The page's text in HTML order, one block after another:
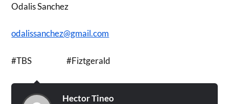
Odalis Sanchez
odalissanchez@gmail.com
#TBS #Fiztgerald
Hector Tineo